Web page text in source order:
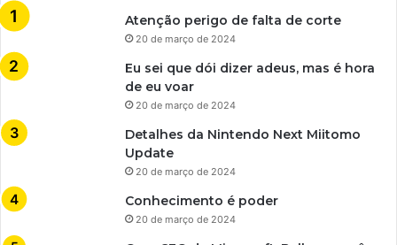
Atenção perigo de falta de corte
20 de março de 2024
Eu sei que dói dizer adeus, mas é hora
de eu voar
20 de março de 2024
Detalhes da Nintendo Next Miitomo
Update
20 de março de 2024
Conhecimento é poder
20 de março de 2024